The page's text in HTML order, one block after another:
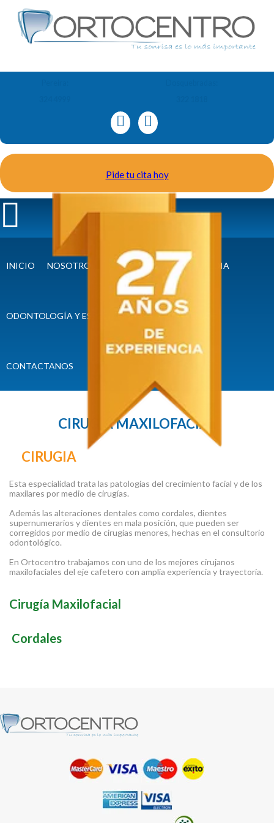
Pide tu cita hoy
INICIO NOSOTROS ORTODONCIA Y ORTOPEDIA
ODONTOLOGÍA Y ESPECIALIDADES CONVENIOS
CONTACTANOS
CIRUGÍA MAXILOFACIAL
CIRUGIA
Esta especialidad trata las patologías del crecimiento facial y de los
maxilares por medio de cirugías.
Además las alteraciones dentales como cordales, dientes
supernumerarios y dientes en mala posición, que pueden ser
corregidos por medio de cirugías menores, hechas en el consultorio
odontológico.
En Ortocentro trabajamos con uno de los mejores cirujanos
maxilofaciales del eje cafetero con amplia experiencia y trayectoría.
Cirugía Maxilofacial
Cordales